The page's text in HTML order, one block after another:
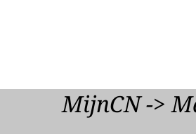
MijnCN ->